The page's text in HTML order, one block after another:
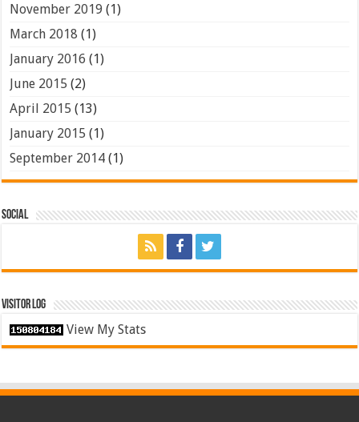
November 2019 (1)
March 2018 (1)
January 2016 (1)
June 2015 (2)
April 2015 (13)
January 2015 (1)
September 2014 (1)
Social
Visitor Log
View My Stats